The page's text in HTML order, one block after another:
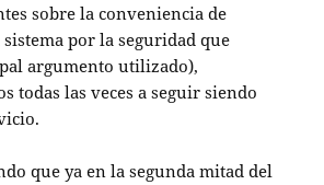
sobre la conveniencia de
por la seguridad que
argumento utilizado),
todas las veces a seguir siendo
que ya en la segunda mitad del